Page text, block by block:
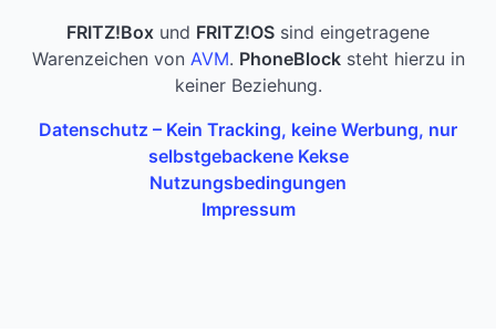
FRITZ!Box und FRITZ!OS sind eingetragene
Warenzeichen von AVM. PhoneBlocksteht hierzu in
keiner Beziehung.
Datenschutz – Kein Tracking, keine Werbung, nur
selbstgebackene Kekse
Nutzungsbedingungen
Impressum